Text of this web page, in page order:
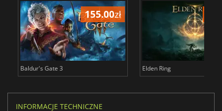
155.00zł
Baldur's Gate 3 Elden Ring
INFORMACJE TECHNICZNE